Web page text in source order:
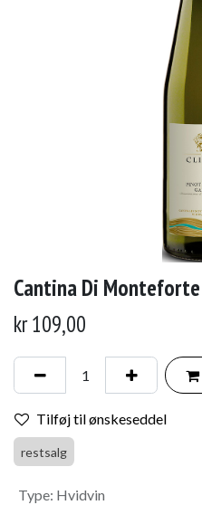
Cantina Di
kr109,00
Tilføj til ønskeseddel
restsalg
Type: Hvidvin